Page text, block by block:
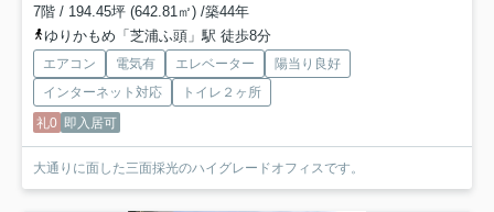
7階 / 194.45坪 (642.81㎡) /築44年
ゆりかもめ「芝浦ふ頭」駅 徒歩8分
エアコン 電気有 エレベーター
陽当り良好
インターネット対応
トイレ２ヶ所
礼0 即入居可
大通りに面した三面採光のハイグレードオフィスです。